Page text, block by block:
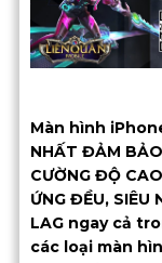
Màn hình
NHẤT ĐẢM
CƯỜNG ĐỘ
ỨNG ĐỀU, SIÊU
LAG ngay cả
các loại màn